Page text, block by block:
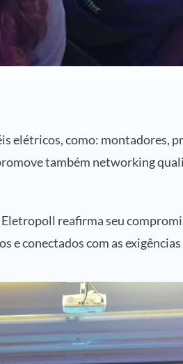
elétricos, como: montadores,
também networking
reafirma seu
conectados com as